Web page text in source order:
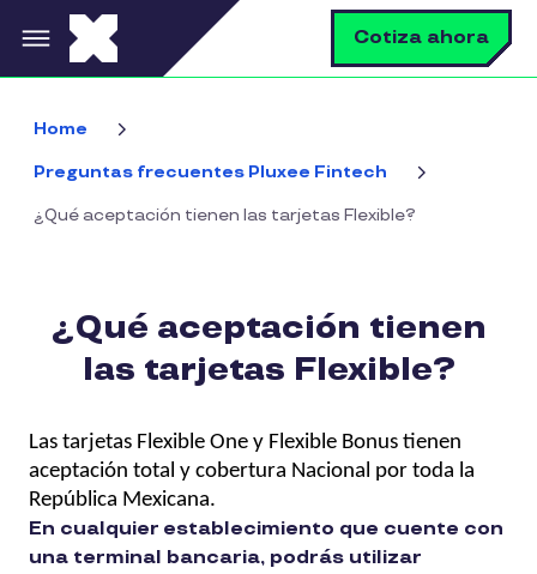
Pasar al contenido principal Cotiza ahora
Home
Preguntas frecuentes Pluxee Fintech
¿Qué aceptación tienen las tarjetas Flexible?
¿Qué aceptación tienen
las tarjetas Flexible?
Las tarjetas Flexible One y Flexible Bonus tienen
aceptación total y cobertura Nacional por toda la
República Mexicana.
En cualquier establecimiento que cuente con
una terminal bancaria, podrás utilizar